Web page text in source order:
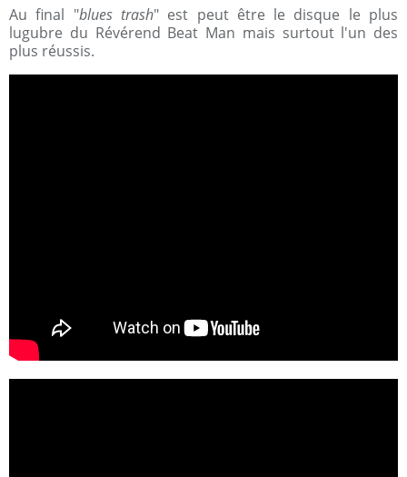
Au final "blues trash" est peut être le disque le plus
lugubre du Révérend Beat Man mais surtout l'un des
plus réussis.